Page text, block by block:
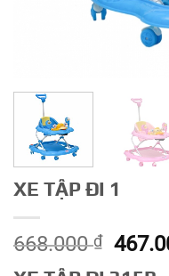
XE TẬP ĐI 1
668.000₫
Giá